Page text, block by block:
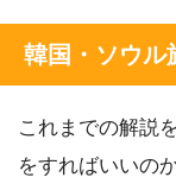
韓国・ソウル
これまでの解説
をすればいいの